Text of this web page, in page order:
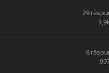
29
6